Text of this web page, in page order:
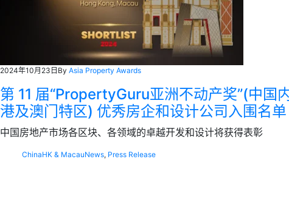
2024年10月23日 By Asia Property Awards
第 11 届“PropertyGuru亚洲不动产奖”(中国
港及澳门特区) 优秀房企和设计公司入围名单
中国房地产市场各区块、各领域的卓越开发和设计将获得表彰
ChinaHK & MacauNews, Press Release